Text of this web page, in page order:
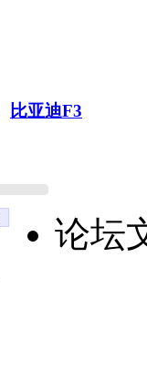
比亚迪F3
论坛